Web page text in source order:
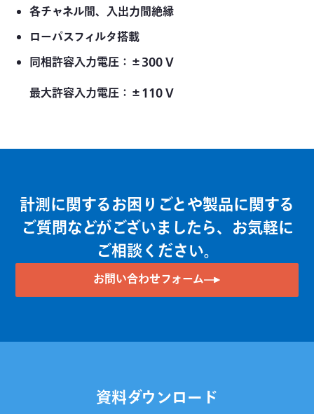
各チャネル間、入出力間絶縁
ローパスフィルタ搭載
同相許容入力電圧：±300 V
最大許容入力電圧：±110 V
計測に関するお困りごとや製品に関する
ご質問などがございましたら、お気軽に
ご相談ください。
お問い合わせフォーム
資料ダウンロード